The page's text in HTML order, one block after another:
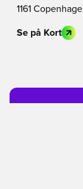
1161
Se på Kort